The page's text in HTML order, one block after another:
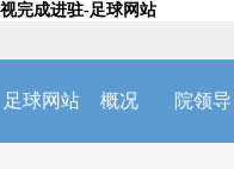
完成进驻-足球网站
足球网站 概况 院领导